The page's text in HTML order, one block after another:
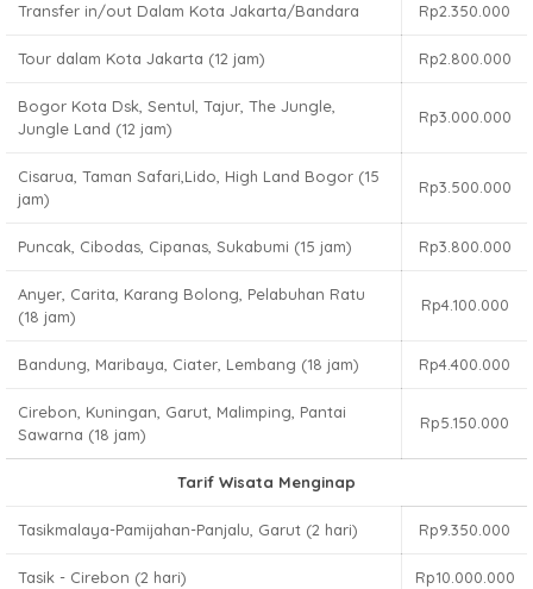
Transfer in/out Dalam Kota Jakarta/Bandara Rp2.350.000
Tour dalam Kota Jakarta (12 jam) Rp2.800.000
Bogor Kota Dsk, Sentul, Tajur, The Jungle,
Jungle Land (12 jam)
Rp3.000.000
Cisarua, Taman Safari,Lido, High Land Bogor (15
jam)
Rp3.500.000
Puncak, Cibodas, Cipanas, Sukabumi (15 jam) Rp3.800.000
Anyer, Carita, Karang Bolong, Pelabuhan Ratu
(18 jam)
Rp4.100.000
Bandung, Maribaya, Ciater, Lembang (18 jam) Rp4.400.000
Cirebon, Kuningan, Garut, Malimping, Pantai
Sawarna (18 jam)
Rp5.150.000
Tarif Wisata Menginap
Tasikmalaya-Pamijahan-Panjalu, Garut (2 hari) Rp9.350.000
Tasik - Cirebon (2 hari) Rp10.000.000